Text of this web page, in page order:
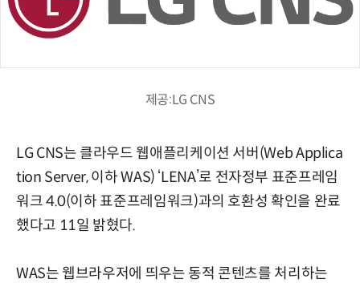
제공:LG CNS
LG CNS는 클라우드 웹애플리케이션 서버(Web Applica
tion Server, 이하 WAS) ‘LENA’로 전자정부 표준프레임
워크 4.0(이하 표준프레임워크)과의 호환성 확인을 완료
했다고 11일 밝혔다.
WAS는 웹브라우저에 띄우는 동적 콘텐츠를 처리하는